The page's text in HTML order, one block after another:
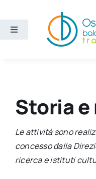
contenuto
Toggle
Sezioni
Storia
Le attività sono
concesso dalla
ricerca e istituti